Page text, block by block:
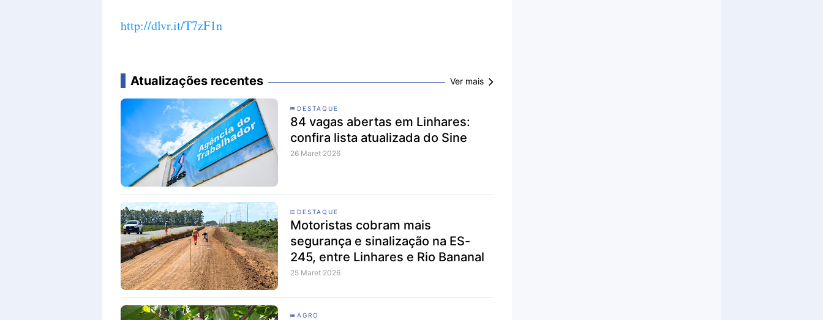
http://dlvr.it/T7zF1n
Atualizações recentes Ver mais
DESTAQUE
84 vagas abertas em Linhares:
confira lista atualizada do Sine
26 Maret 2026
DESTAQUE
Motoristas cobram mais
segurança e sinalização na ES-
245, entre Linhares e Rio Bananal
25 Maret 2026
AGRO